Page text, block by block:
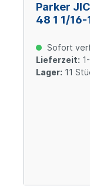
Parker
48 1 1/16-
Sofort
Lieferzeit:
Lager: 11